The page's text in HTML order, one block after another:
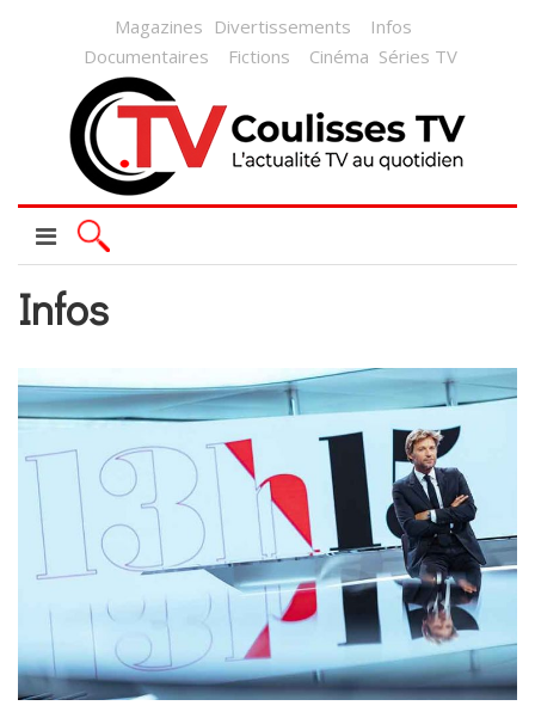
Magazines Divertissements
Infos
Documentaires
Fictions Cinéma Séries TV
Infos